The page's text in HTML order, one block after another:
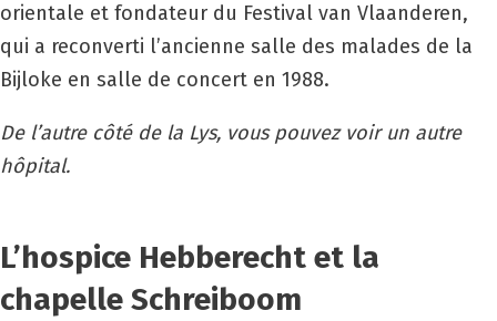
orientale et fondateur du Festival van Vlaanderen,
qui a reconverti l’ancienne salle des malades de la
Bijloke en salle de concert en 1988.
De l’autre côté de la Lys, vous pouvez voir un autre
hôpital.
L’hospice Hebberecht et la
chapelle Schreiboom